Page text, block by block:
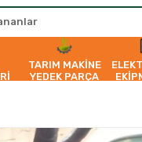
TARIM MAKİNE
YEDEK PARÇA